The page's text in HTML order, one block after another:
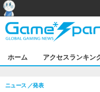
ホーム アクセスランキン
ニュース 発表